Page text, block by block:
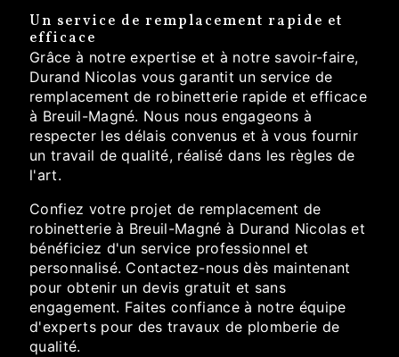
Un service de remplacement rapide et
efficace
Grâce à notre expertise et à notre savoir-faire,
Durand Nicolas vous garantit un service de
remplacement de robinetterie rapide et efficace
à Breuil-Magné. Nous nous engageons à
respecter les délais convenus et à vous fournir
un travail de qualité, réalisé dans les règles de
l'art.
Confiez votre projet de remplacement de
robinetterie à Breuil-Magné à Durand Nicolas et
bénéficiez d'un service professionnel et
personnalisé. Contactez-nous dès maintenant
pour obtenir un devis gratuit et sans
engagement. Faites confiance à notre équipe
d'experts pour des travaux de plomberie de
qualité.